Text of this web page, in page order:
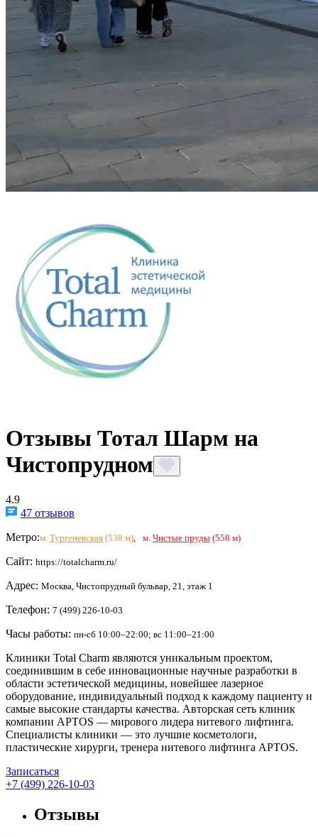
Отзывы Тотал Шарм на
Чистопрудном
4.9
47 отзывов
Метро:м. Тургеневская (538 м) м. Чистые пруды(558 м)
Сайт: https://totalcharm.ru/
Адрес: Москва, Чистопрудный бульвар, 21, этаж 1
Телефон: 7 (499) 226-10-03
Часы работы: пн-сб 10:00–22:00; вс 11:00–21:00
Клиники Total Charm являются уникальным проектом,
соединившим в себе инновационные научные разработки в
области эстетической медицины, новейшее лазерное
оборудование, индивидуальный подход к каждому пациенту и
самые высокие стандарты качества. Авторская сеть клиник
компании APTOS — мирового лидера нитевого лифтинга.
Специалисты клиники — это лучшие косметологи,
пластические хирурги, тренера нитевого лифтинга APTOS.
Записаться
+7 (499) 226-10-03
Отзывы